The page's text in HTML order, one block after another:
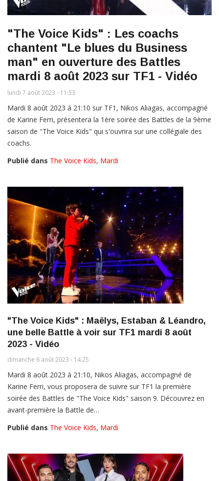
"The Voice Kids" : Les coachs
chantent "Le blues du Business
man" en ouverture des Battles
mardi 8 août 2023 sur TF1 - Vidéo
lundi 7 août 2023 - 11:53
Mardi 8 août 2023 à 21:10 sur TF1, Nikos Aliagas, accompagné
de Karine Ferri, présentera la 1ère soirée des Battles de la 9ème
saison de "The Voice Kids" qui s'ouvrira sur une collégiale des
coachs.
Publié dans The Voice Kids, Mardi
"The Voice Kids" : Maëlys, Estaban & Léandro,
une belle Battle à voir sur TF1 mardi 8 août
2023 - Vidéo
dimanche 6 août 2023 - 14:25
Mardi 8 août 2023 à 21:10, Nikos Aliagas, accompagné de
Karine Ferri, vous proposera de suivre sur TF1 la première
soirée des Battles de "The Voice Kids" saison 9. Découvrez en
avant-première la Battle de…
Publié dans The Voice Kids, Mardi